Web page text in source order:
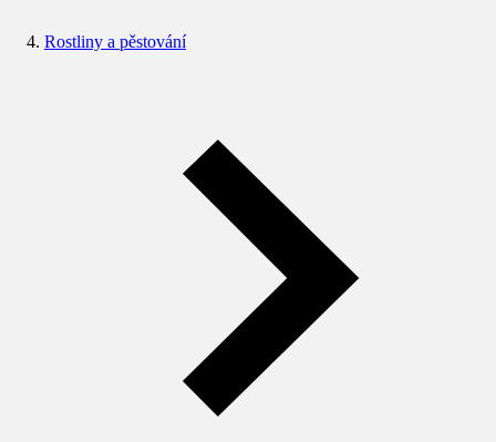
Rostliny a pěstování